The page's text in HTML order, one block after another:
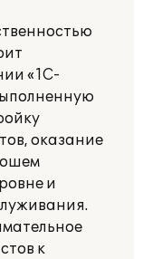
«1С-
оказание
и
к